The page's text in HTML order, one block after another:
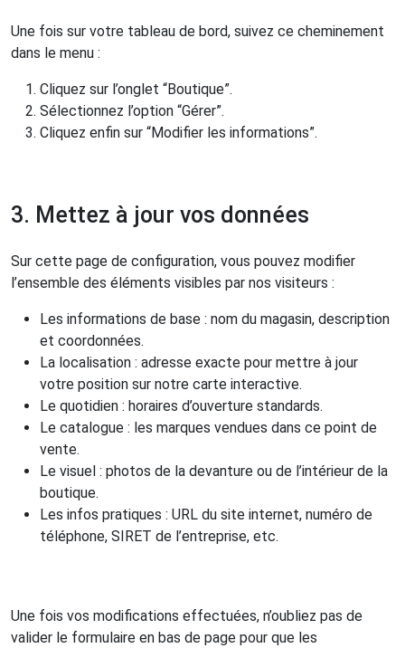
Une fois sur votre tableau de bord, suivez ce cheminement
dans le menu :
Cliquez sur l’onglet “Boutique”.
Sélectionnez l’option “Gérer”.
Cliquez enfin sur “Modifier les informations”.
3. Mettez à jour vos données
Sur cette page de configuration, vous pouvez modifier
l’ensemble des éléments visibles par nos visiteurs :
Les informations de base : nom du magasin, description
et coordonnées.
La localisation : adresse exacte pour mettre à jour
votre position sur notre carte interactive.
Le quotidien : horaires d’ouverture standards.
Le catalogue : les marques vendues dans ce point de
vente.
Le visuel : photos de la devanture ou de l’intérieur de la
boutique.
Les infos pratiques : URL du site internet, numéro de
téléphone, SIRET de l’entreprise, etc.
Une fois vos modifications effectuées, n’oubliez pas de
valider le formulaire en bas de page pour que les